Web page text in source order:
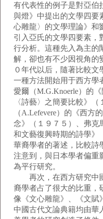
有代表性的例子是對亞伯
與燈》中提出的文學四要
心雕龍〉的文學理論》和
引入亞氏的文學四要素，
行分析。這種先入為主的
解，卻也有不少因視角的
０年代以后，隨著比較
一種方法開始用于西方學
愛爾（M.G.Knoerle）的
〈詩藝〉之簡要比較》
（A.Lefevere）的《西方
念》（１９７５）、弗克
和文藝復興時期的詩學》
華裔學者的著述，比較詩
注意到，與日本學者偏重
為平行研究。
再次，在西方研究中
裔學者占了很大的比重，
像《文心雕龍》、《文賦
中國古代文論典籍均由